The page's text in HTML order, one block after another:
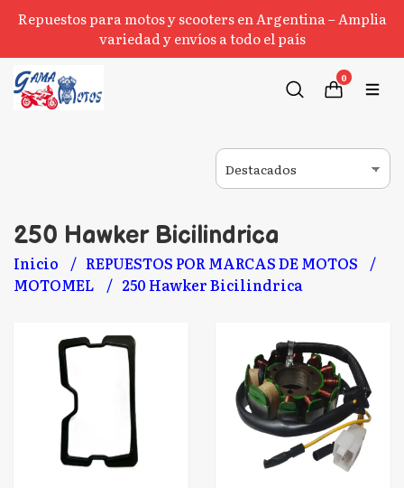
Repuestos para motos y scooters en Argentina – Amplia
variedad y envíos a todo el país
0
250 Hawker Bicilindrica
Inicio
REPUESTOS POR MARCAS DE MOTOS
MOTOMEL
250 Hawker Bicilindrica